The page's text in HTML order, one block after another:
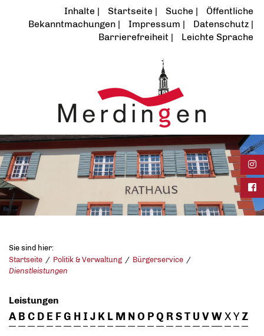
Inhalte Startseite Suche
Öffentliche
Bekanntmachungen
Impressum
Datenschutz
Barrierefreiheit
Leichte Sprache
Sie sind hier:
Startseite
Politik & Verwaltung
Bürgerservice
Dienstleistungen
Leistungen
A B C D E FG H I J K L M NO PQ RST U VWXYZ